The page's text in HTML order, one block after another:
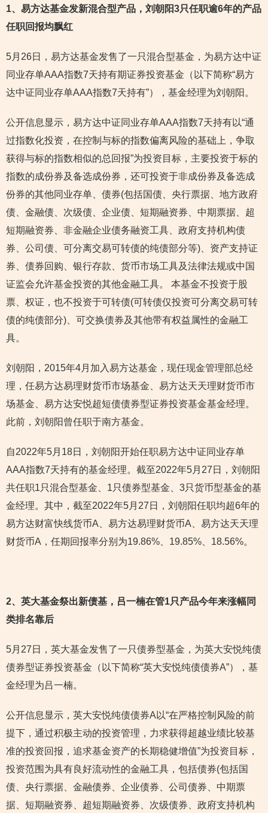
1、易方达基金发新混合型产品，刘朝阳3只任职逾6年的产品
任职回报均飘红
5月26日，易方达基金发售了一只混合型基金，为易方达中证
同业存单AAA指数7天持有期证券投资基金（以下简称“易方
达中证同业存单AAA指数7天持有”），基金经理为刘朝阳。
公开信息显示，易方达中证同业存单AAA指数7天持有以“通
过指数化投资，在控制与标的指数偏离风险的基础上，争取
获得与标的指数相似的总回报”为投资目标，主要投资于标的
指数的成份券及备选成份券，还可投资于非成份券及备选成
份券的其他同业存单、债券(包括国债、央行票据、地方政府
债、金融债、次级债、企业债、短期融资券、中期票据、超
短期融资券、非金融企业债务融资工具、政府支持机构债
券、公司债、可分离交易可转债的纯债部分等)、资产支持证
券、债券回购、银行存款、货币市场工具及法律法规或中国
证监会允许基金投资的其他金融工具。 本基金不投资于股
票、权证，也不投资于可转债(可转债仅投资可分离交易可转
债的纯债部分)、可交换债券及其他带有权益属性的金融工
具。
刘朝阳，2015年4月加入易方达基金，现任现金管理部总经
理，任易方达易理财货币市场基金、易方达天天理财货币市
场基金、易方达安悦超短债债券型证券投资基金基金经理。
此前，刘朝阳曾任职于南方基金。
自2022年5月18日，刘朝阳开始任职易方达中证同业存单
AAA指数7天持有的基金经理。截至2022年5月27日，刘朝阳
共任职1只混合型基金、1只债券型基金、3只货币型基金的基
金经理。其中，截至2022年5月27日，刘朝阳任职均超6年的
易方达财富快线货币A、易方达易理财货币A、易方达天天理
财货币A，任期回报率分别为19.86%、19.85%、18.56%。
2、英大基金祭出新债基，吕一楠在管1只产品今年来涨幅同
类排名靠后
5月27日，英大基金发售了一只债券型基金，为英大安悦纯债
债券型证券投资基金（以下简称“英大安悦纯债债券A”），基
金经理为吕一楠。
公开信息显示，英大安悦纯债债券A以“在严格控制风险的前
提下，通过积极主动的投资管理，力求获得超越业绩比较基
准的投资回报，追求基金资产的长期稳健增值”为投资目标，
投资范围为具有良好流动性的金融工具，包括债券(包括国
债、央行票据、金融债券、企业债券、公司债券、中期票
据、短期融资券、超短期融资券、次级债券、政府支持机构